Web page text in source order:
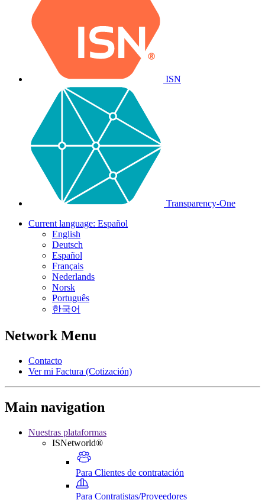
ISN
Transparency-One
Current language: Español
English
Deutsch
Español
Français
Nederlands
Norsk
Português
한국어
Network Menu
Contacto
Ver mi Factura (Cotización)
Main navigation
Nuestras plataformas
ISNetworld®
Para Clientes de contratación
Para Contratistas/Proveedores